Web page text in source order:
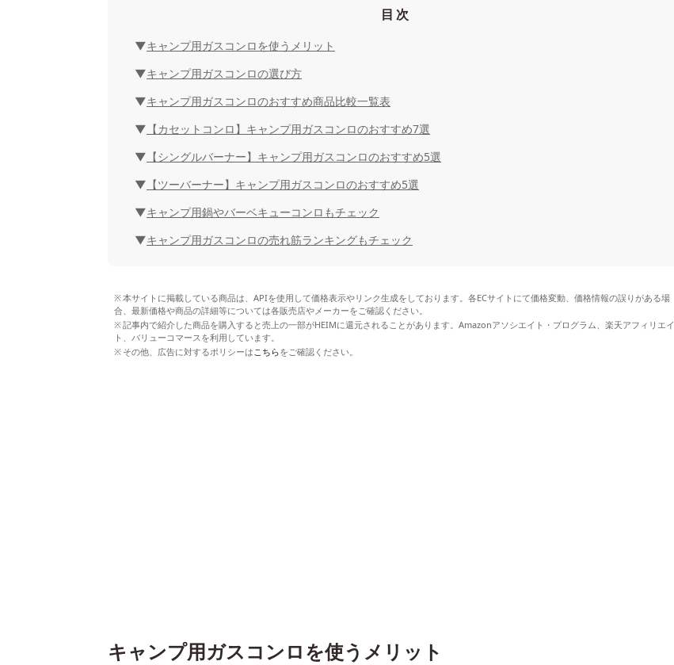
目次
キャンプ用ガスコンロを使うメリット
キャンプ用ガスコンロの選び方
キャンプ用ガスコンロのおすすめ商品比較一覧表
【カセットコンロ】キャンプ用ガスコンロのおすすめ7選
【シングルバーナー】キャンプ用ガスコンロのおすすめ5選
【ツーバーナー】キャンプ用ガスコンロのおすすめ5選
キャンプ用鍋やバーベキューコンロもチェック
キャンプ用ガスコンロの売れ筋ランキングもチェック
本サイトに掲載している商品は、APIを使用して価格表示やリンク生成をしております。各ECサイトにて価格変動、価格情報の誤りがある場
合、最新価格や商品の詳細等については各販売店やメーカーをご確認ください。
記事内で紹介した商品を購入すると売上の一部がHEIMに還元されることがあります。Amazonアソシエイト・プログラム、楽天アフィリエイ
ト、バリューコマースを利用しています。
その他、広告に対するポリシーは こちらをご確認ください。
キャンプ用ガスコンロを使うメリット